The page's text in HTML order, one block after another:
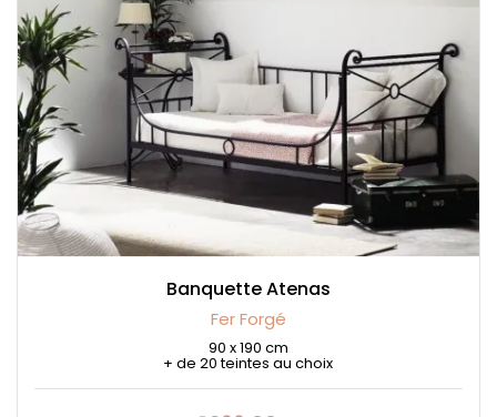
Banquette Atenas
Fer Forgé
90 x 190 cm
+ de 20 teintes au choix